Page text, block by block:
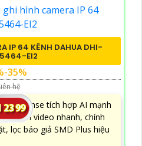
IP 64 KÊNH DAHUA DHI-
EI2
35%
hệ
WizSense tích hợp AI mạnh
kiếm video nhanh, chính
lọc báo giả SMD Plus hiệu